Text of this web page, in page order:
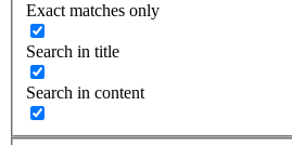
Exact matches only
Search in title
Search in content